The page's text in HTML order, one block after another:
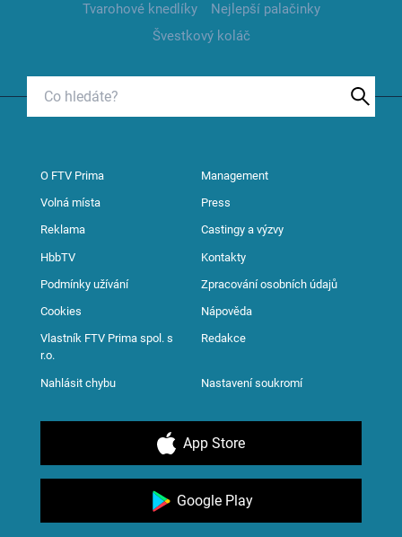
Tvarohové knedlíky
Nejlepší palačinky
Švestkový koláč
O FTV Prima Management
Volná místa Press
Reklama Castingy a výzvy
HbbTV Kontakty
Podmínky užívání Zpracování osobních údajů
Cookies Nápověda
Vlastník FTV Prima spol. s
r.o.
Redakce
Nahlásit chybu Nastavení soukromí
App Store
Google Play